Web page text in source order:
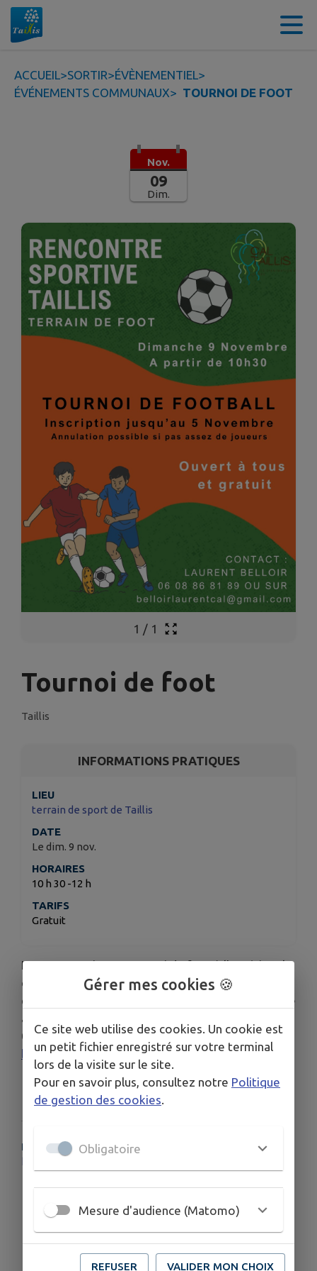
Contenu
ACCUEIL>SORTIR>ÉVÈNEMENTIEL>
ÉVÉNEMENTS COMMUNAUX> TOURNOI DE FOOT
Nov.
09
Dim.
1 / 1
Tournoi de foot
Taillis
INFORMATIONS PRATIQUES
LIEU
terrain de sport de Taillis
DATE
Le dim. 9 nov.
HORAIRES
10 h 30 -12 h
TARIFS
Gratuit
Le CAL organise un tournoi de foot à l'extérieur le
dimanche 9 novembre de 10H30 à 12H00. Celui-ci
est gratuit et ouvert à tous. Inscription obligatoire
avant le 5 novembre auprès de Laurent au
06.08.86.81.89 ou par mail :
belloirlaurentcal@gmail.com.
Télécharger la pièce jointe
PLUS D'INFORMATIONS
Gérer mes cookies 🍪
Ce site web utilise des cookies. Un cookie est
un petit fichier enregistré sur votre terminal
lors de la visite sur le site.
Pour en savoir plus, consultez notre Politique
de gestion des cookies.
Obligatoire
Mesure d'audience (Matomo)
REFUSER VALIDER MON CHOIX